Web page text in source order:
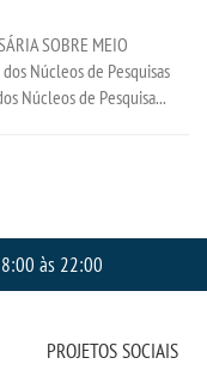
SOBRE MEIO
Núcleos de Pesquisas
Núcleos de Pesquisa...
às 22:00
PROJETOS SOCIAIS